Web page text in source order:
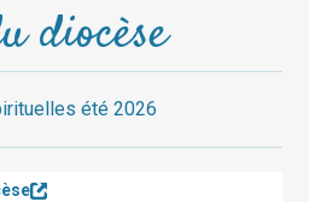
diocèse
été 2026